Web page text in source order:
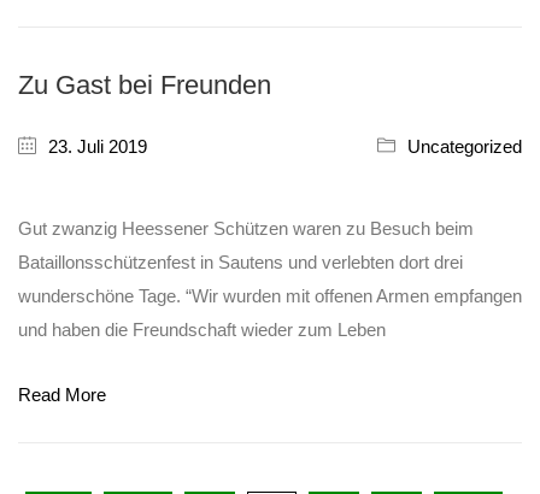
Zu Gast bei Freunden
23. Juli 2019 Uncategorized
Gut zwanzig Heessener Schützen waren zu Besuch beim
Bataillonsschützenfest in Sautens und verlebten dort drei
wunderschöne Tage. “Wir wurden mit offenen Armen empfangen
und haben die Freundschaft wieder zum Leben
Read More